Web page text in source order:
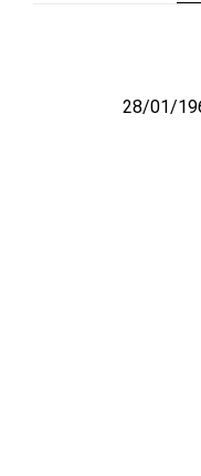
Το αρχείο28/01/